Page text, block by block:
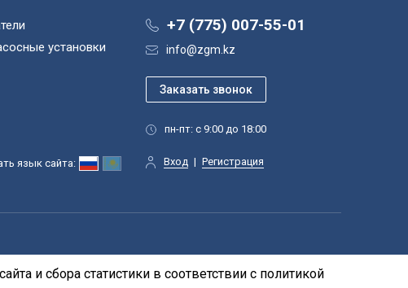
+7 (775) 007-55-01
info@zgm.kz
пн-пт: с 9:00 до 18:00
Вход | Регистрация
язык сайта:
установки
и сбора статистики в соответствии с политикой